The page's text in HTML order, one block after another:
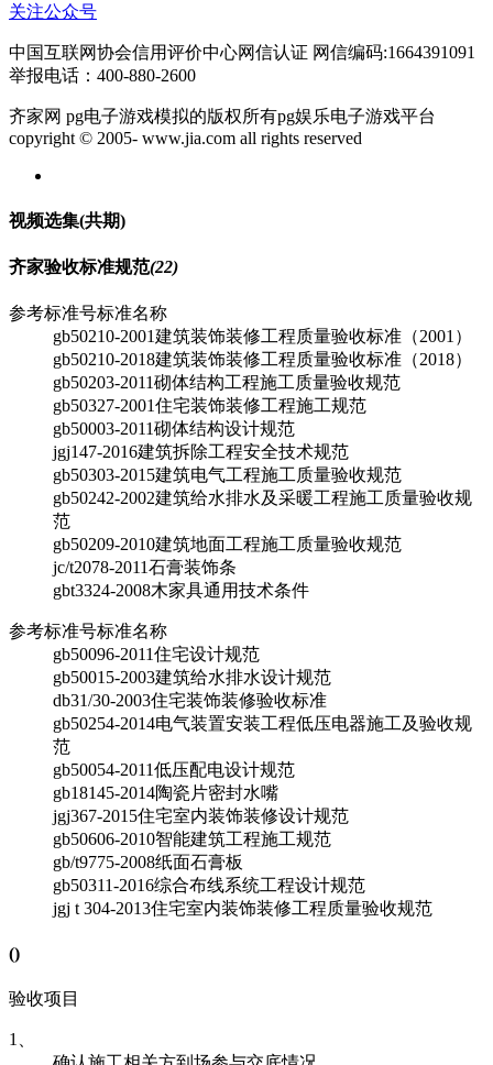
关注公众号
中国互联网协会信用评价中心网信认证 网信编码:1664391091
举报电话：400-880-2600
齐家网 pg电子游戏模拟的版权所有pg娱乐电子游戏平台
copyright © 2005- www.jia.com all rights reserved
视频选集(共期)
齐家验收标准规范(22)
参考标准号标准名称
gb50210-2001建筑装饰装修工程质量验收标准（2001）
gb50210-2018建筑装饰装修工程质量验收标准（2018）
gb50203-2011砌体结构工程施工质量验收规范
gb50327-2001住宅装饰装修工程施工规范
gb50003-2011砌体结构设计规范
jgj147-2016建筑拆除工程安全技术规范
gb50303-2015建筑电气工程施工质量验收规范
gb50242-2002建筑给水排水及采暖工程施工质量验收规
范
gb50209-2010建筑地面工程施工质量验收规范
jc/t2078-2011石膏装饰条
gbt3324-2008木家具通用技术条件
参考标准号标准名称
gb50096-2011住宅设计规范
gb50015-2003建筑给水排水设计规范
db31/30-2003住宅装饰装修验收标准
gb50254-2014电气装置安装工程低压电器施工及验收规
范
gb50054-2011低压配电设计规范
gb18145-2014陶瓷片密封水嘴
jgj367-2015住宅室内装饰装修设计规范
gb50606-2010智能建筑工程施工规范
gb/t9775-2008纸面石膏板
gb50311-2016综合布线系统工程设计规范
jgj t 304-2013住宅室内装饰装修工程质量验收规范
()
验收项目
1、